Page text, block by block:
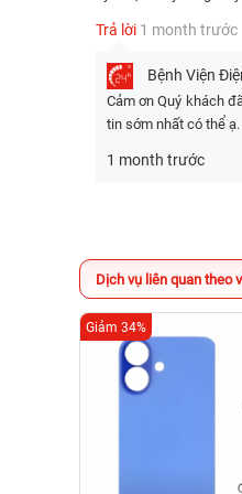
Giá trên có thể
trọng)
Trả lời 1 month trước
Bệnh Viện
Cảm ơn Quý khách
tin sớm nhất có thể ạ.
1 month trước
Dịch vụ liên quan theo
Giảm 34%